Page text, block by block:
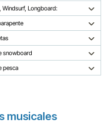
Windsurf, Longboard:
snowboard
pesca
musicales